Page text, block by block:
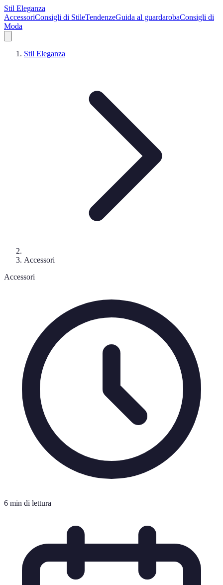
Stil Eleganza
AccessoriConsigli di StileTendenzeGuida al guardarobaConsigli di
Moda
Stil Eleganza
Accessori
Accessori
6 min di lettura